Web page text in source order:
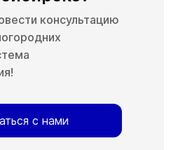
консультацию
с нами